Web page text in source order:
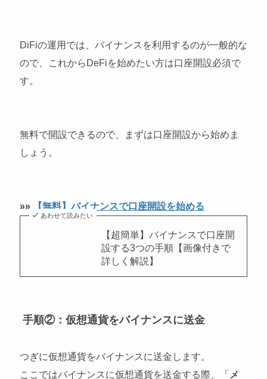
DiFiの運用では、バイナンスを利用するのが一般的な
ので、これからDeFiを始めたい方は口座開設必須で
す。
無料で開設できるので、まずは口座開設から始めま
しょう。
»» 【無料】バイナンスで口座開設を始める
あわせて読みたい
【超簡単】バイナンスで口座開
設する3つの手順【画像付きで
詳しく解説】
手順②：仮想通貨をバイナンスに送金
つぎに仮想通貨をバイナンスに送金します。
ここではバイナンスに仮想通貨を送金する際、「 メ